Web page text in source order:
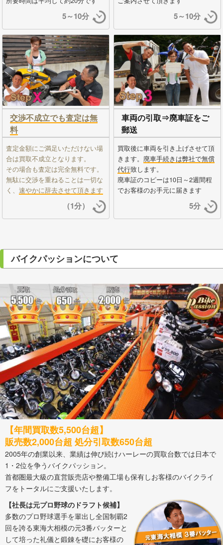
5～10分 5～10分
交渉不成立でも査定は無
料
査定金額にご満足いただけない場
合は買取不成立となります。
その場合も査定は完全無料です。
無駄に交渉を重ねることは一切な
く、 速やかに辞去させて頂きます
（1分）
車両の引取⇒廃車証をご
郵送
買取後に車両を引き上げさせて頂
きます。 廃車手続きは弊社で無償
代行致します。
廃車証のコピーは10日～2週間程
でお客様のお手元に届きます
5分
バイクパッションについて
【年間買取数5,500台超】
販売数2,000台超 処分引取数650台超
2005年の創業以来、業績は伸び続けハーレーの買取台数では日本で
1・2位を争うバイクパッション。
首都圏最大級の直営販売店や整備工場も保有しお客様のバイクライ
フをトータルにご支援いたします。
【社長は元プロ野球のドラフト候補】
多数のプロ野球選手を輩出し全国制覇2
回を誇る東海大相模の元3番バッターと
して培った礼儀と鍛錬を礎にお客様の